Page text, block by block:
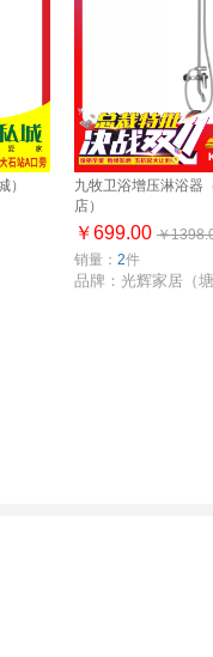
）
九牧卫浴增压淋浴器
店）
￥699.00 ￥
销量： 2件
品牌：光辉家居（塘